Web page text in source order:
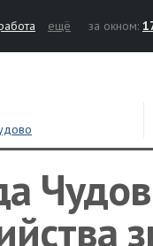
ещё за окном: